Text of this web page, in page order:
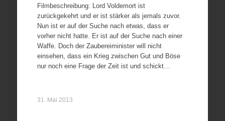
Filmbeschreibung: Lord Voldemort ist
zurückgekehrt und er ist stärker als jemals zuvor.
Nun ist er auf der Suche nach etwas, dass er
vorher nicht hatte. Er ist auf der Suche nach einer
Waffe. Doch der Zaubereiminister will nicht
einsehen, dass ein Krieg zwischen Gut und Böse
nur noch eine Frage der Zeit ist und schickt…
31. Mai 2013